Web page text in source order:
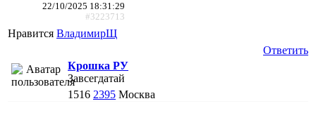
22/10/2025 18:31:29
#3223713
Нравится ВладимирЩ
Ответить
Крошка РУ
Завсегдатай
1516 2395 Москва